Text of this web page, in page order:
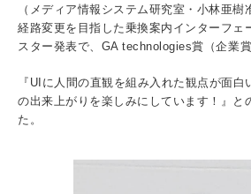
Pick Up
1. Action！x 工学院大学
（メディア情報システム研究室・小林亜
経路変更を目指した乗換案内インターフェ
スター発表で、GA technologies賞（企業
『UIに人間の直観を組み入れた観点が面
の出来上がりを楽しみにしています！』と
た。